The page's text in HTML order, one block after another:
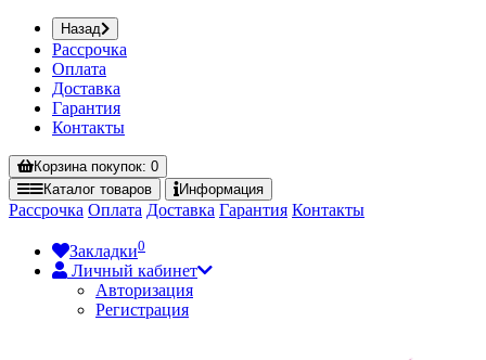
Назад
Рассрочка
Оплата
Доставка
Гарантия
Контакты
Корзинапокупок: 0
Каталог товаров Информация
Рассрочка Оплата Доставка Гарантия Контакты
Закладки0
Личный кабинет
Авторизация
Регистрация